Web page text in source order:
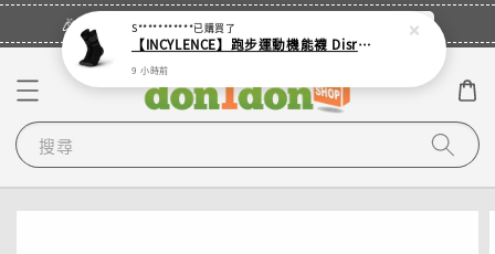
🎉登入會員・領取您的專屬折扣券！ 立即登入
搜尋
S***********已購買了
【INCYLENCE】跑步運動機能襪 Disrupts Black
9 小時前